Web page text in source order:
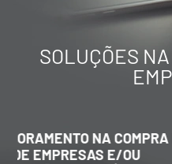
SOLUÇÕES
AVALIAÇÃO
FINANCEIRA DE